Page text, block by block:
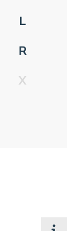
L
R
X